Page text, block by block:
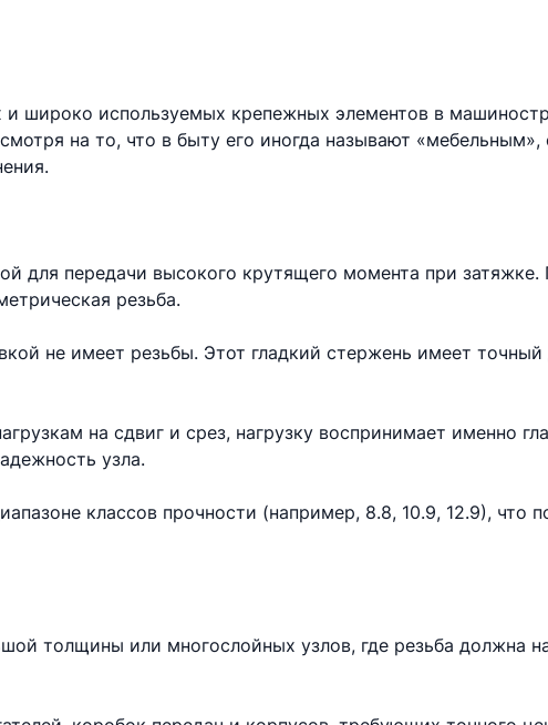
широко используемых крепежных элементов в
на то, что в быту его иногда называют
для передачи высокого крутящего момента при затяжке.
резьба.
не имеет резьбы. Этот гладкий стержень имеет
на сдвиг и срез, нагрузку воспринимает именно
узла.
классов прочности (например, 8.8, 10.9, 12.9), что
толщины или многослойных узлов, где резьба должна